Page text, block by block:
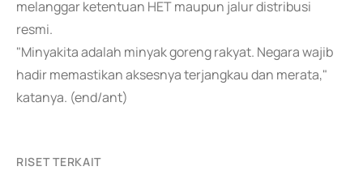
melanggar ketentuan HET maupun jalur distribusi
resmi.
"Minyakita adalah minyak goreng rakyat. Negara wajib
hadir memastikan aksesnya terjangkau dan merata,"
katanya. (end/ant)
RISET TERKAIT